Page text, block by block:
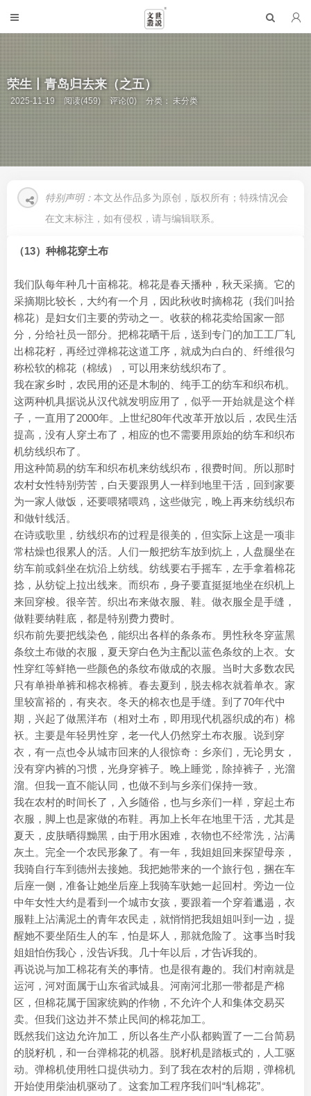
荣生丨青岛归去来（之五）
2025-11-19 阅读(459) 评论(0) 分类： 未分类
特别声明： 本文丛作品多为原创，版权所有；特殊情况会
在文末标注，如有侵权，请与编辑联系。
（13）种棉花穿土布
我们队每年种几十亩棉花。棉花是春天播种，秋天采摘。它的
采摘期比较长，大约有一个月，因此秋收时摘棉花（我们叫拾
棉花）是妇女们主要的劳动之一。收获的棉花卖给国家一部
分，分给社员一部分。把棉花晒干后，送到专门的加工工厂轧
出棉花籽，再经过弹棉花这道工序，就成为白白的、纤维很匀
称松软的棉花（棉绒），可以用来纺线织布了。
我在家乡时，农民用的还是木制的、纯手工的纺车和织布机。
这两种机具据说从汉代就发明应用了，似乎一开始就是这个样
子，一直用了2000年。上世纪80年代改革开放以后，农民生活
提高，没有人穿土布了，相应的也不需要用原始的纺车和织布
机纺线织布了。
用这种简易的纺车和织布机来纺线织布，很费时间。所以那时
农村女性特别劳苦，白天要跟男人一样到地里干活，回到家要
为一家人做饭，还要喂猪喂鸡，这些做完，晚上再来纺线织布
和做针线活。
在诗或歌里，纺线织布的过程是很美的，但实际上这是一项非
常枯燥也很累人的活。人们一般把纺车放到炕上，人盘腿坐在
纺车前或斜坐在炕沿上纺线。纺线要右手摇车，左手拿着棉花
捻，从纺锭上拉出线来。而织布，身子要直挺挺地坐在织机上
来回穿梭。很辛苦。织出布来做衣服、鞋。做衣服全是手缝，
做鞋要纳鞋底，都是特别费力费时。
织布前先要把线染色，能织出各样的条条布。男性秋冬穿蓝黑
条纹土布做的衣服，夏天穿白色为主配以蓝色条纹的上衣。女
性穿红等鲜艳一些颜色的条纹布做成的衣服。当时大多数农民
只有单褂单裤和棉衣棉裤。春去夏到，脱去棉衣就着单衣。家
里较富裕的，有夹衣。冬天的棉衣也是手缝。到了70年代中
期，兴起了做黑洋布（相对土布，即用现代机器织成的布）棉
袄。主要是年轻男性穿，老一代人仍然穿土布衣服。说到穿
衣，有一点也令从城市回来的人很惊奇：乡亲们，无论男女，
没有穿内裤的习惯，光身穿裤子。晚上睡觉，除掉裤子，光溜
溜。但我一直不能认同，也做不到与乡亲们保持一致。
我在农村的时间长了，入乡随俗，也与乡亲们一样，穿起土布
衣服，脚上也是家做的布鞋。再加上长年在地里干活，尤其是
夏天，皮肤晒得黝黑，由于用水困难，衣物也不经常洗，沾满
灰土。完全一个农民形象了。有一年，我姐姐回来探望母亲，
我骑自行车到德州去接她。我把她带来的一个旅行包，捆在车
后座一侧，准备让她坐后座上我骑车驮她一起回村。旁边一位
中年女性大约是看到一个城市女孩，要跟着一个穿着邋遢，衣
服鞋上沾满泥土的青年农民走，就悄悄把我姐姐叫到一边，提
醒她不要坐陌生人的车，怕是坏人，那就危险了。这事当时我
姐姐怕伤我心，没告诉我。几十年以后，才告诉我的。
再说说与加工棉花有关的事情。也是很有趣的。我们村南就是
运河，河对面属于山东省武城县。河南河北那一带都是产棉
区，但棉花属于国家统购的作物，不允许个人和集体交易买
卖。但我们这边并不禁止民间的棉花加工。
既然我们这边允许加工，所以各生产小队都购置了一二台简易
的脱籽机，和一台弹棉花的机器。脱籽机是踏板式的，人工驱
动。弹棉机使用牲口提供动力。到了我在农村的后期，弹棉机
开始使用柴油机驱动了。这套加工程序我们叫“轧棉花”。